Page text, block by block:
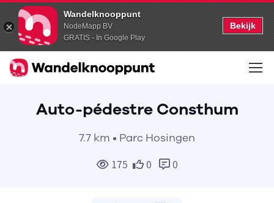
Wandelknooppunt
NodeMapp BV
GRATIS - In Google Play
Bekijk
Auto-pédestre Consthum
7.7 km • Parc Hosingen
175 0 0